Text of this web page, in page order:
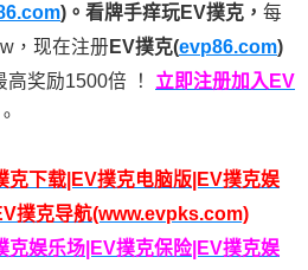
)。 看牌手痒玩EV撲克， 每
，现在注册 EV撲克(evp86.com)
高奖励1500倍 ！ 立即注册加入EV
克下载|EV撲克电脑版|EV撲克娱
撲克导航(www.evpks.com)
克娱乐场|EV撲克保险|EV撲克娱